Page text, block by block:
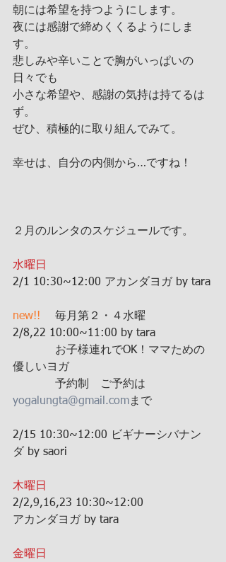
朝には希望を持つようにします。
夜には感謝で締めくくるようにしま
す。
悲しみや辛いことで胸がいっぱいの
日々でも
小さな希望や、感謝の気持は持てるは
ず。
ぜひ、積極的に取り組んでみて。
幸せは、自分の内側から…ですね！
２月のルンタのスケジュールです。
水曜日
2/1 10:30~12:00 アカンダヨガ by tara
new!! 毎月第２・４水曜
2/8,22 10:00~11:00 by tara
優しいヨガ
            予約制　ご予約は
yogalungta@gmail.comまで
2/15 10:30~12:00 ビギナーシバナン
ダ by saori
木曜日
2/2,9,16,23 10:30~12:00
アカンダヨガ by tara
金曜日